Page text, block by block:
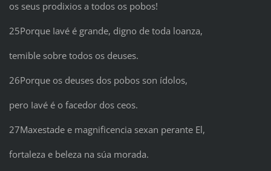
os seus prodixios a todos os pobos!
25Porque Iavé é grande, digno de toda loanza,
temible sobre todos os deuses.
26Porque os deuses dos pobos son ídolos,
pero Iavé é o facedor dos ceos.
27Maxestade e magnificencia sexan perante El,
fortaleza e beleza na súa morada.